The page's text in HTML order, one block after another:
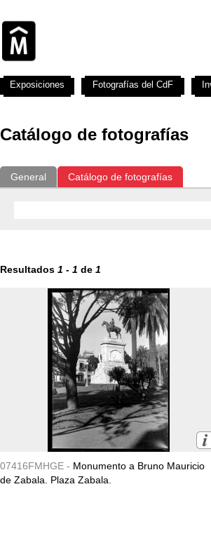
Catálogo de fotografías
General Catálogo de fotografías
Resultados 1 - 1 de 1
07416FMHGE - Monumento a Bruno Mauricio
de Zabala. Plaza Zabala.
Exposiciones Fotografías del CdF